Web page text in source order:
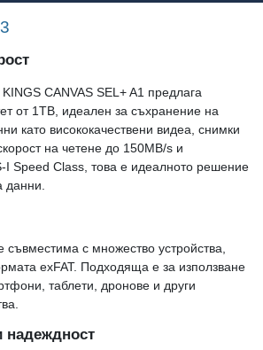
CANVAS SEL+ A1 предлага
от 1TB, идеален за съхранение на
като висококачествени видеа, снимки
на четене до 150MB/s и
I Speed Class, това е идеалното решение
данни.
съвместима с множество устройства,
exFAT. Подходяща е за използване
таблети, дронове и други
надеждност